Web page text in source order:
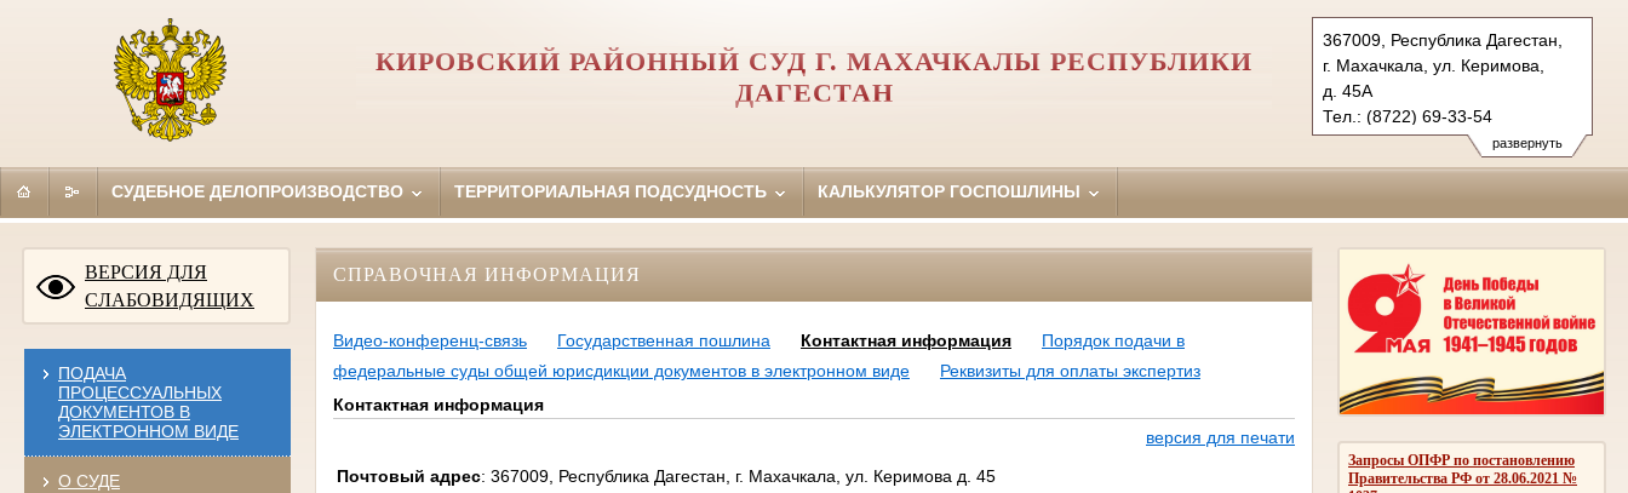
развернуть
367009, Республика Дагестан,
г. Махачкала, ул. Керимова,
д. 45А
Тел.: (8722) 69-33-54
kirovskiy.dag@sudrf.ru
КИРОВСКИЙ РАЙОННЫЙ СУД Г. МАХАЧКАЛЫ РЕСПУБЛИКИ
ДАГЕСТАН
СУДЕБНОЕ ДЕЛОПРОИЗВОДСТВО ТЕРРИТОРИАЛЬНАЯ ПОДСУДНОСТЬ КАЛЬКУЛЯТОР ГОСПОШЛИНЫ
ВЕРСИЯ ДЛЯ
СЛАБОВИДЯЩИХ
ПОДАЧА
ПРОЦЕССУАЛЬНЫХ
ДОКУМЕНТОВ В
ЭЛЕКТРОННОМ ВИДЕ
О СУДЕ
Запросы ОПФР по постановлению
Правительства РФ от 28.06.2021 №
СПРАВОЧНАЯ ИНФОРМАЦИЯ
Видео-конференц-связь Государственная пошлина Контактная информация
Порядок подачи в
федеральные суды общей юрисдикции документов в электронном виде
Реквизиты для оплаты экспертиз
Контактная информация
версия для печати
Почтовый адрес: 367009, Республика Дагестан, г. Махачкала, ул. Керимова д. 45